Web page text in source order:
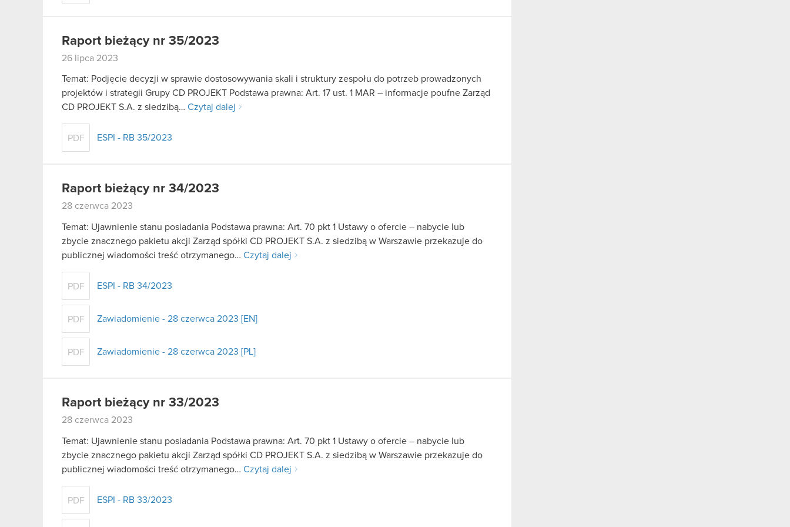
Raport bieżący nr 35/2023
26 lipca 2023
Temat: Podjęcie decyzji w sprawie dostosowywania skali i struktury zespołu do potrzeb prowadzonych
projektów i strategii Grupy CD PROJEKT Podstawa prawna: Art. 17 ust. 1 MAR – informacje poufne Zarząd
CD PROJEKT S.A. z siedzibą… Czytaj dalej
PDF ESPI - RB 35/2023
Raport bieżący nr 34/2023
28 czerwca 2023
Temat: Ujawnienie stanu posiadania Podstawa prawna: Art. 70 pkt 1 Ustawy o ofercie – nabycie lub
zbycie znacznego pakietu akcji Zarząd spółki CD PROJEKT S.A. z siedzibą w Warszawie przekazuje do
publicznej wiadomości treść otrzymanego… Czytaj dalej
PDF ESPI - RB 34/2023
PDF Zawiadomienie - 28 czerwca 2023 [EN]
PDF Zawiadomienie - 28 czerwca 2023 [PL]
Raport bieżący nr 33/2023
28 czerwca 2023
Temat: Ujawnienie stanu posiadania Podstawa prawna: Art. 70 pkt 1 Ustawy o ofercie – nabycie lub
zbycie znacznego pakietu akcji Zarząd spółki CD PROJEKT S.A. z siedzibą w Warszawie przekazuje do
publicznej wiadomości treść otrzymanego… Czytaj dalej
PDF ESPI - RB 33/2023